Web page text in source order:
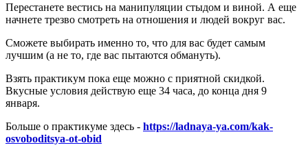
Перестанете вестись на манипуляции стыдом и виной. А еще
начнете трезво смотреть на отношения и людей вокруг вас.
Сможете выбирать именно то, что для вас будет самым
лучшим (а не то, где вас пытаются обмануть).
Взять практикум пока еще можно с приятной скидкой.
Вкусные условия действую еще 34 часа, до конца дня 9
января.
Больше о практикуме здесь - https://ladnaya-ya.com/kak-
osvoboditsya-ot-obid